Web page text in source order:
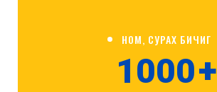
НОМ, СУРАХ БИЧИГ
1000+